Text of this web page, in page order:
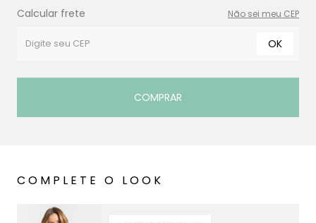
Calcular frete Não sei meu CEP
OK
COMPRAR